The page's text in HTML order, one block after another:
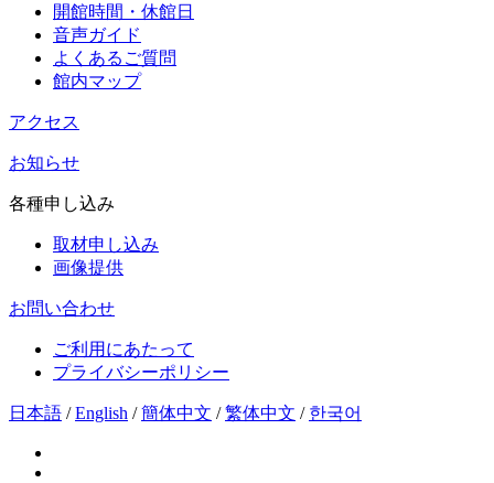
開館時間・休館日
音声ガイド
よくあるご質問
館内マップ
アクセス
お知らせ
各種申し込み
取材申し込み
画像提供
お問い合わせ
ご利用にあたって
プライバシーポリシー
日本語 /English /簡体中文 /繁体中文 / 한국어